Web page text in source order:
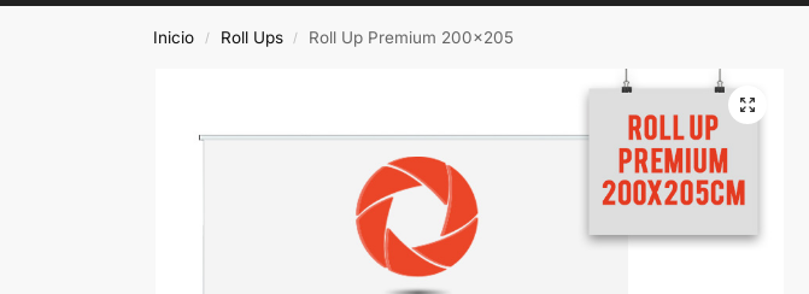
Inicio / Roll Ups / Roll Up Premium 200×205